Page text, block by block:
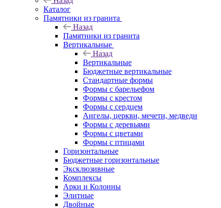
Каталог
Памятники из гранита
Назад
Памятники из гранита
Вертикальные
Назад
Вертикальные
Бюджетные вертикальные
Стандартные формы
Формы с барельефом
Формы с крестом
Формы с сердцем
Ангелы, церкви, мечети, медведи
Формы с деревьями
Формы с цветами
Формы с птицами
Горизонтальные
Бюджетные горизонтальные
Эксклюзивные
Комплексы
Арки и Колонны
Элитные
Двойные